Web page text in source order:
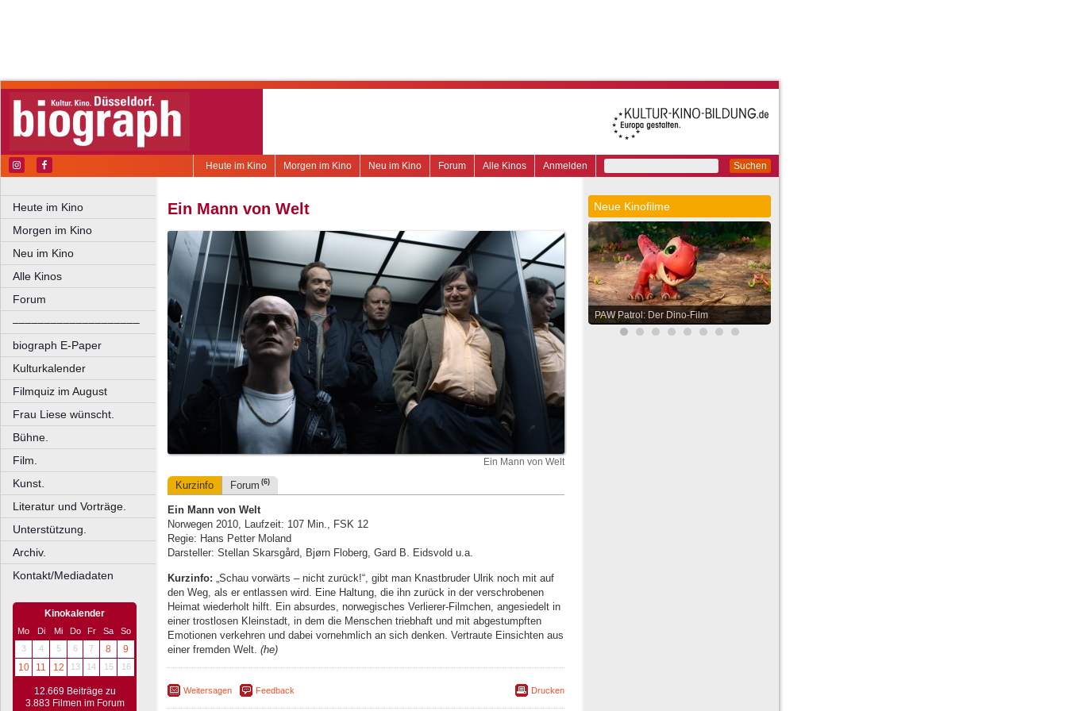
Suchen
Anmelden
Alle Kinos
Forum
Neu im Kino
Morgen im Kino
Heute im Kino
Heute im Kino
Morgen im Kino
Neu im Kino
Alle Kinos
Forum
––––––––––––––––––––
biograph E-Paper
Kulturkalender
Filmquiz im August
Frau Liese wünscht.
Bühne.
Film.
Kunst.
Literatur und Vorträge.
Unterstützung.
Archiv.
Kontakt/Mediadaten
Kinokalender
Mo Di Mi Do Fr Sa
So
3
4 5 6 7 8
9
10
11 12 13 14 15 16
12.669 Beiträge zu
3.883 Filmen im Forum
Ein Mann von Welt
Ein Mann von Welt
Kurzinfo Forum (6)
Ein Mann von Welt
Norwegen 2010, Laufzeit: 107 Min., FSK 12
Regie: Hans Petter Moland
Darsteller: Stellan Skarsgård, Bjørn Floberg, Gard B. Eidsvold u.a.
Kurzinfo: „Schau vorwärts – nicht zurück!“, gibt man Knastbruder Ulrik noch mit auf
den Weg, als er entlassen wird. Eine Haltung, die ihn zurück in der verschrobenen
Heimat wiederholt hilft. Ein absurdes, norwegisches Verlierer-Filmchen, angesiedelt in
einer trostlosen Kleinstadt, in dem die Menschen triebhaft und mit abgestumpften
Emotionen verkehren und dabei vornehmlich an sich denken. Vertraute Einsichten aus
einer fremden Welt. (he)
Weitersagen Feedback Drucken
Neue Kinofilme
PAW Patrol: Der Dino-Film